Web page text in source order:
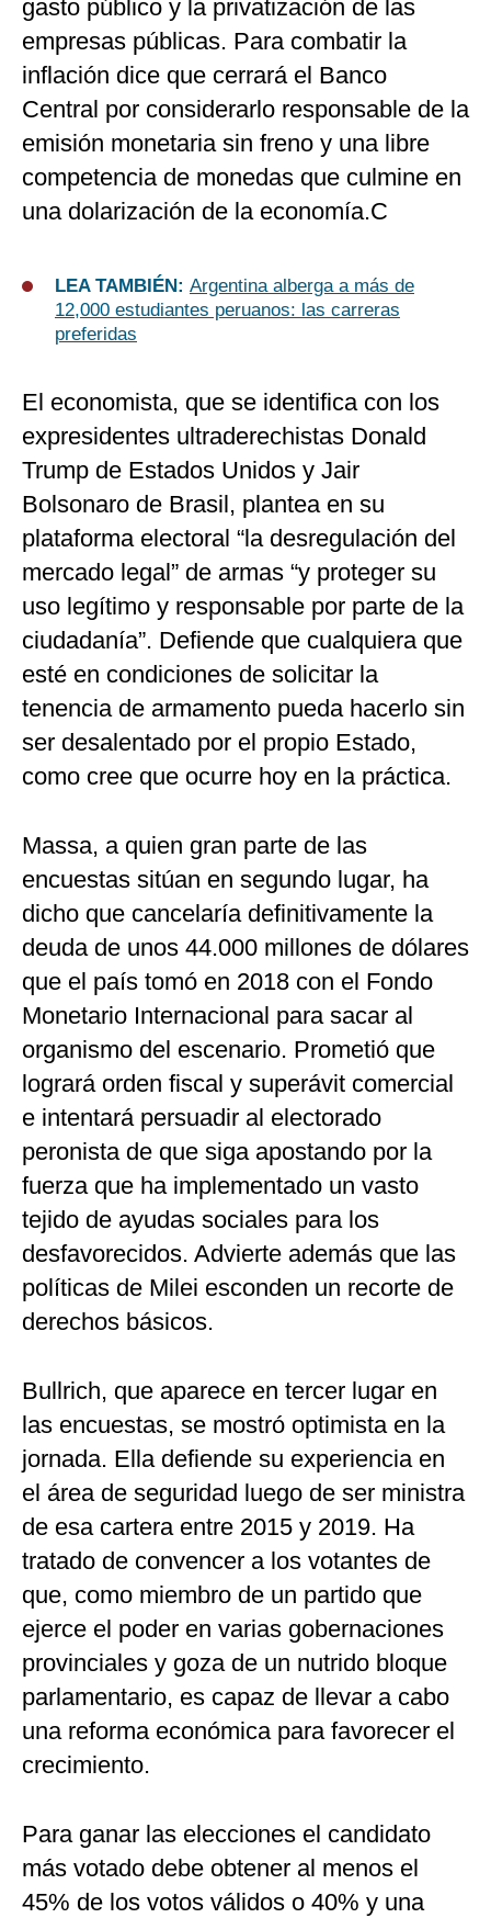
gasto público y la privatización de las
empresas públicas. Para combatir la
inflación dice que cerrará el Banco
Central por considerarlo responsable de la
emisión monetaria sin freno y una libre
competencia de monedas que culmine en
una dolarización de la economía.C
LEA TAMBIÉN: Argentina alberga a más de
12,000 estudiantes peruanos: las carreras
preferidas
El economista, que se identifica con los
expresidentes ultraderechistas Donald
Trump de Estados Unidos y Jair
Bolsonaro de Brasil, plantea en su
plataforma electoral “la desregulación del
mercado legal” de armas “y proteger su
uso legítimo y responsable por parte de la
ciudadanía”. Defiende que cualquiera que
esté en condiciones de solicitar la
tenencia de armamento pueda hacerlo sin
ser desalentado por el propio Estado,
como cree que ocurre hoy en la práctica.
Massa, a quien gran parte de las
encuestas sitúan en segundo lugar, ha
dicho que cancelaría definitivamente la
deuda de unos 44.000 millones de dólares
que el país tomó en 2018 con el Fondo
Monetario Internacional para sacar al
organismo del escenario. Prometió que
logrará orden fiscal y superávit comercial
e intentará persuadir al electorado
peronista de que siga apostando por la
fuerza que ha implementado un vasto
tejido de ayudas sociales para los
desfavorecidos. Advierte además que las
políticas de Milei esconden un recorte de
derechos básicos.
Bullrich, que aparece en tercer lugar en
las encuestas, se mostró optimista en la
jornada. Ella defiende su experiencia en
el área de seguridad luego de ser ministra
de esa cartera entre 2015 y 2019. Ha
tratado de convencer a los votantes de
que, como miembro de un partido que
ejerce el poder en varias gobernaciones
provinciales y goza de un nutrido bloque
parlamentario, es capaz de llevar a cabo
una reforma económica para favorecer el
crecimiento.
Para ganar las elecciones el candidato
más votado debe obtener al menos el
45% de los votos válidos o 40% y una